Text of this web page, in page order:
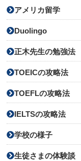
アメリカ留学
Duolingo
正木先生の勉強法
TOEICの攻略法
TOEFLの攻略法
IELTSの攻略法
学校の様子
生徒さまの体験談